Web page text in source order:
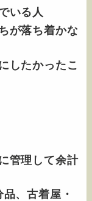
いる人
が落ち着かな
したかったこ
管理して余計
、古着屋・